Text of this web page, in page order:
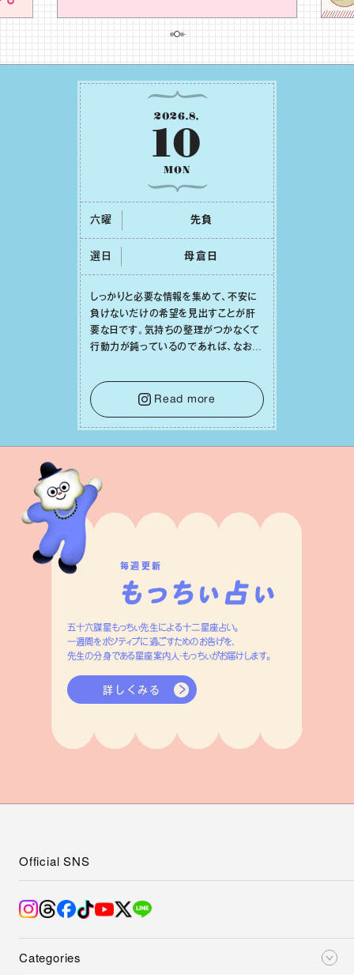
2026.8.
10
MON
六曜 先負
選日 ⺟倉⽇
しっかりと必要な情報を集めて、不安に
負けないだけの希望を⾒出すことが肝
要な⽇です。気持ちの整理がつかなくて
⾏動⼒が鈍っているのであれば、なおさ
を踏み出すのに役⽴つはず。また、広い
意味での「癒し」や「治療」が必要な⽇で
もあり、特に⼈間関係の改善は課題の⼀
つです。
Read more
毎週更新
五十六謀星もっちぃ先生による十二星座占い。
一週間をポジティブに過ごすためのお告げを、
先生の分身である星座案内人・もっちぃがお届けします。
詳しくみる
Categories
Official SNS